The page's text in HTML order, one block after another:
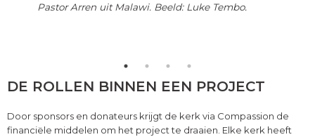
Pastor Arren uit Malawi. Beeld: Luke Tembo.
DE ROLLEN BINNEN EEN PROJECT
Door sponsors en donateurs krijgt de kerk via Compassion de
financiële middelen om het project te draaien. Elke kerk heeft